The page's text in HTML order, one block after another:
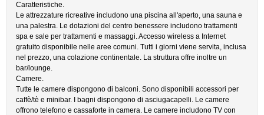
Caratteristiche.
Le attrezzature ricreative includono una piscina all'aperto, una sauna e
una palestra. Le dotazioni del centro benessere includono trattamenti
spa e sale per trattamenti e massaggi. Accesso wireless a Internet
gratuito disponibile nelle aree comuni. Tutti i giorni viene servita, inclusa
nel prezzo, una colazione continentale. La struttura offre inoltre un
bar/lounge.
Camere.
Tutte le camere dispongono di balconi. Sono disponibili accessori per
caffè/tè e minibar. I bagni dispongono di asciugacapelli. Le camere
offrono telefono e cassaforte in camera. Le camere includono TV con